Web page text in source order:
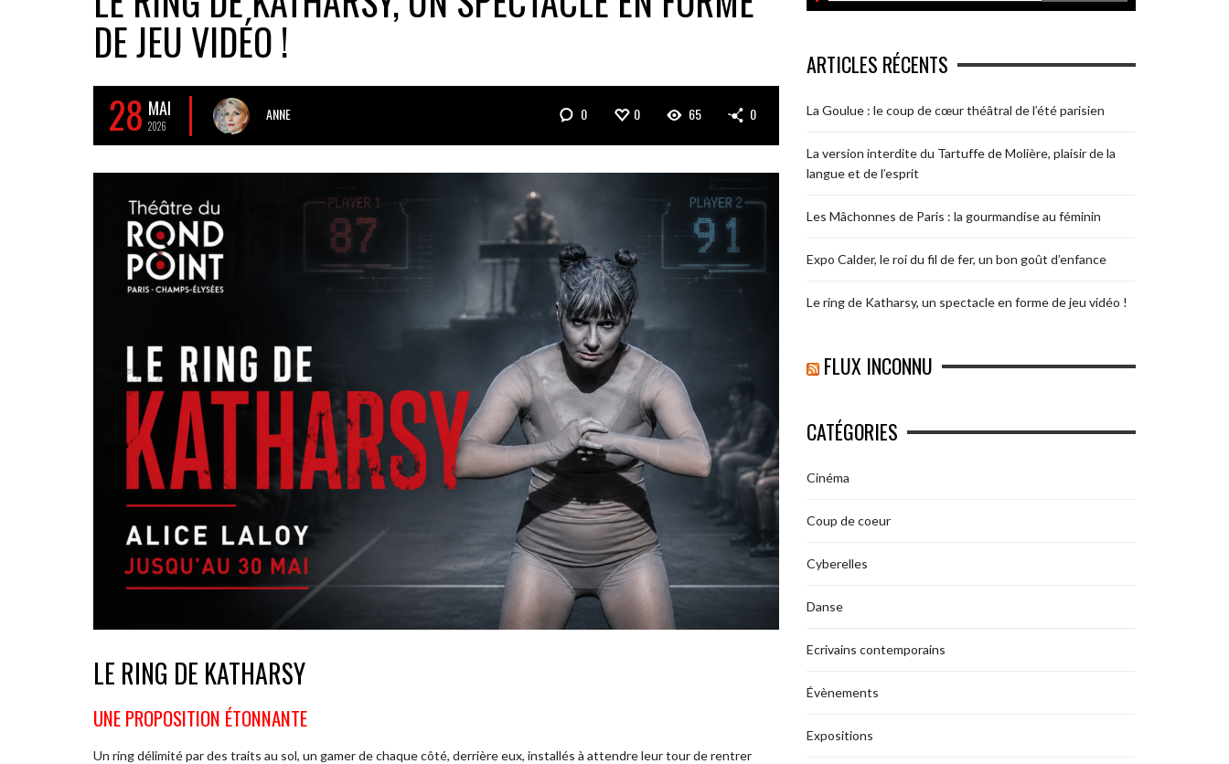
DE JEU VIDÉO !
28 MAI
2026
ANNE 0 0 65 0
LE RING DE KATHARSY
UNE PROPOSITION ÉTONNANTE
Un ring délimité par des traits au sol, un gamer de chaque côté, derrière eux, installés à attendre leur tour de rentrer
ARTICLES RÉCENTS
La Goulue : le coup de cœur théâtral de l’été parisien
La version interdite du Tartuffe de Molière, plaisir de la
langue et de l’esprit
Les Mâchonnes de Paris : la gourmandise au féminin
Expo Calder, le roi du fil de fer, un bon goût d’enfance
Le ring de Katharsy, un spectacle en forme de jeu vidéo !
FLUX INCONNU
CATÉGORIES
Cinéma
Coup de coeur
Cyberelles
Danse
Ecrivains contemporains
Évènements
Expositions